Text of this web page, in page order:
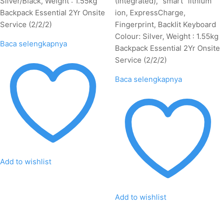
Backpack Essential 2Yr Onsite
Service (2/2/2)
Baca selengkapnya
Add to wishlist
ion, ExpressCharge,
Fingerprint, Backlit Keyboard
Colour: Silver, Weight : 1.55kg
Backpack Essential 2Yr Onsite
Service (2/2/2)
Baca selengkapnya
Add to wishlist